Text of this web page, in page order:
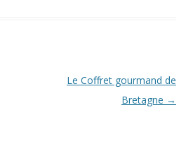
Le Coffret gourmand de
Bretagne →